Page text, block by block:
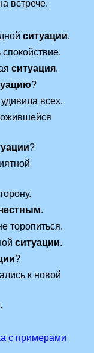
встрече.
ситуации.
ситуация.
?
удивила всех.
?
.
торопиться.
ситуации.
?
к новой
с примерами